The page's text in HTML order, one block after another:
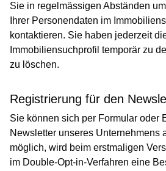
Sie in regelmässigen Abständen
Ihrer Personendaten im
kontaktieren. Sie haben jederzeit
Immobiliensuchprofil temporär zu
zu löschen.
Registrierung für den
Sie können sich per Formular oder
Newsletter unseres Unternehmens
möglich, wird beim erstmaligen
im Double-Opt-in-Verfahren eine